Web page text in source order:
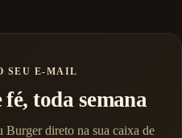
SEU E-MAIL
toda semana
direto na sua caixa de